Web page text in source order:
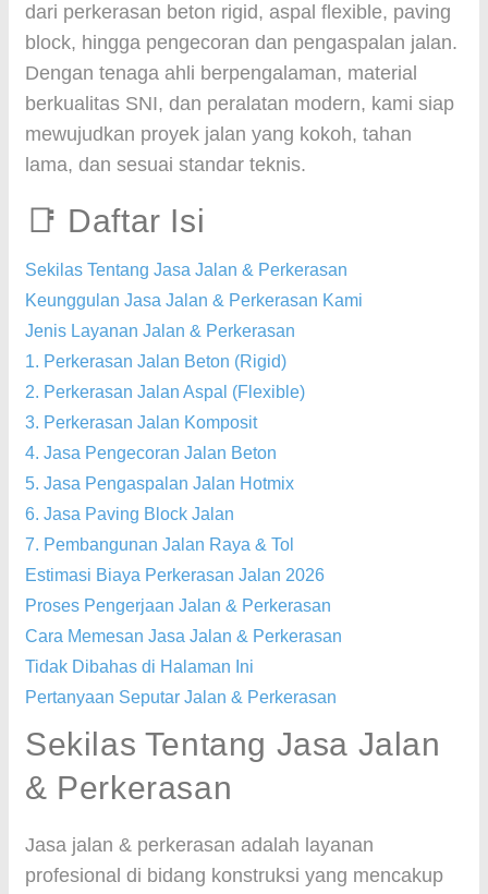
dari perkerasan beton rigid, aspal flexible, paving
block, hingga pengecoran dan pengaspalan jalan.
Dengan tenaga ahli berpengalaman, material
berkualitas SNI, dan peralatan modern, kami siap
mewujudkan proyek jalan yang kokoh, tahan
lama, dan sesuai standar teknis.
📑 Daftar Isi
Sekilas Tentang Jasa Jalan & Perkerasan
Keunggulan Jasa Jalan & Perkerasan Kami
Jenis Layanan Jalan & Perkerasan
1. Perkerasan Jalan Beton (Rigid)
2. Perkerasan Jalan Aspal (Flexible)
3. Perkerasan Jalan Komposit
4. Jasa Pengecoran Jalan Beton
5. Jasa Pengaspalan Jalan Hotmix
6. Jasa Paving Block Jalan
7. Pembangunan Jalan Raya & Tol
Estimasi Biaya Perkerasan Jalan 2026
Proses Pengerjaan Jalan & Perkerasan
Cara Memesan Jasa Jalan & Perkerasan
Tidak Dibahas di Halaman Ini
Pertanyaan Seputar Jalan & Perkerasan
Sekilas Tentang Jasa Jalan
& Perkerasan
Jasa jalan & perkerasan adalah layanan
profesional di bidang konstruksi yang mencakup